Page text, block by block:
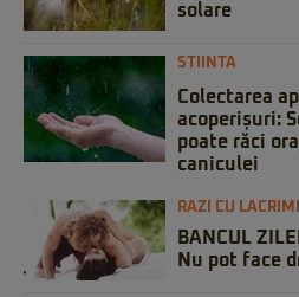
solare
STIINTA
Colectarea
acoperișuri:
poate răci
caniculei
RAZI CU LACRIMI
BANCUL
Nu pot face